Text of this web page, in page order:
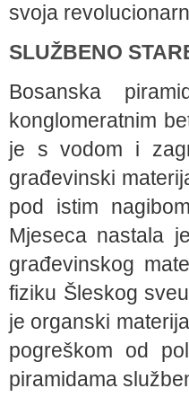
svoja
SLUŽBENO
Bosanska
konglomeratnim
je s vodom i
građevinski
pod istim
Mjeseca nastala
građevinskog
fiziku Šleskog
je organski
pogreškom od
piramidama